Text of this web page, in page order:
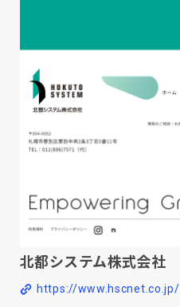
北都システム株式会社
https://www.hscnet.co.jp/